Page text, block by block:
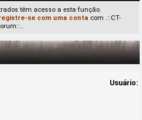
têm acesso a esta função.
se com uma conta com .::CT-
Usuário: